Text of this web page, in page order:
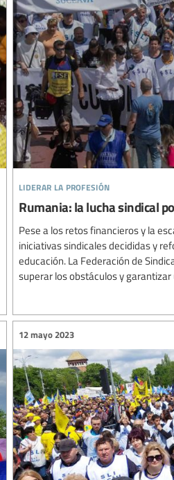
liderar la profesión
Rumania: la lucha sindical
Pese a los retos financieros y la
iniciativas sindicales decididas y
educación. La Federación de
superar los obstáculos y
12 mayo 2023